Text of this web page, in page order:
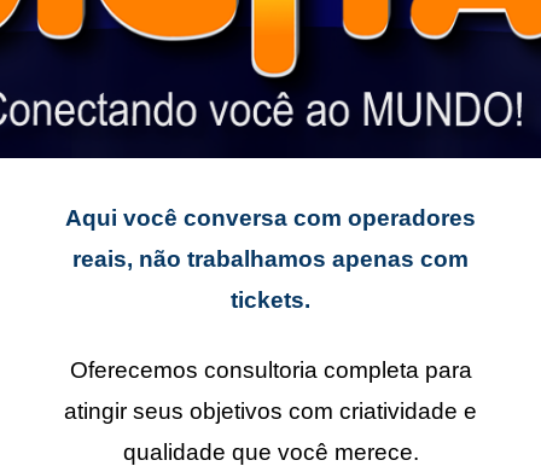
Aqui você conversa com operadores
reais, não trabalhamos apenas com
tickets.
Oferecemos consultoria completa para
atingir seus objetivos com criatividade e
qualidade que você merece.